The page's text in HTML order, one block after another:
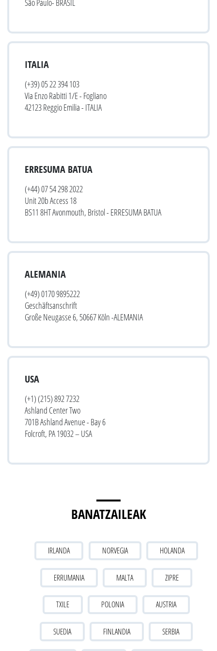
ITALIA
(+39) 05 22 394 103
Via Enzo Rabitti 1/E - Fogliano
42123 Reggio Emilia - ITALIA
ERRESUMA BATUA
(+44) 07 54 298 2022
Unit 20b Access 18
BS11 8HT Avonmouth, Bristol - ERRESUMA BATUA
ALEMANIA
(+49) 0170 9895222
Geschäftsanschrift
Große Neugasse 6, 50667 Köln -ALEMANIA
USA
(+1) (215) 892 7232
Ashland Center Two
701B Ashland Avenue - Bay 6
Folcroft, PA 19032 – USA
BANATZAILEAK
IRLANDA NORVEGIA HOLANDA
ERRUMANIA MALTA ZIPRE
TXILE POLONIA AUSTRIA
SUEDIA FINLANDIA SERBIA